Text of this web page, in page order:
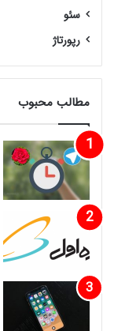
سئو
رپورتاژ
مطالب محبوب